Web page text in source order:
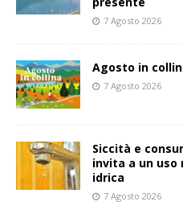
7 Agosto 2026
Agosto in
7 Agosto 2026
Siccità e
invita a un uso
idrica
7 Agosto 2026